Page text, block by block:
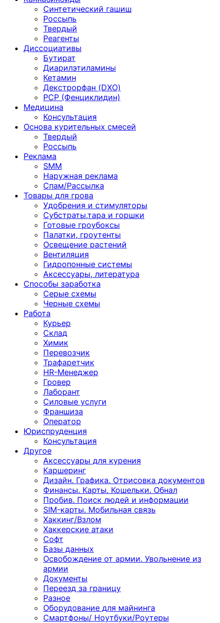
Синтетический гашиш
Россыпь
Твердый
Реагенты
Диссоциативы
Бутират
Диарилэтиламины
Кетамин
Декстрорфан (DXO)
PCP (Фенциклидин)
Медицина
Консультация
Основа курительных смесей
Твердый
Россыпь
Реклама
SMM
Наружная реклама
Спам/Рассылка
Товары для грова
Удобрения и стимуляторы
Субстраты,тара и горшки
Готовые гроубоксы
Палатки, гроутенты
Освещение растений
Вентиляция
Гидропонные системы
Аксессуары, литература
Способы заработка
Серые схемы
Черные схемы
Работа
Курьер
Склад
Химик
Перевозчик
Трафаретчик
HR-Менеджер
Гровер
Лаборант
Силовые услуги
Франшиза
Оператор
Юриспруденция
Консультация
Другoе
Аксессуары для курения
Каршеринг
Дизайн. Графика. Отрисовка документов
Финансы. Карты. Кошельки. Обнал
Пробив. Поиск людей и информации
SIM-карты. Мобильная связь
Хаккинг/Взлом
Хаккерские атаки
Софт
Базы данных
Освобождение от армии. Увольнение из
армии
Документы
Переезд за границу
Разное
Оборудование для майнинга
Смартфоны/ Ноутбуки/Роутеры